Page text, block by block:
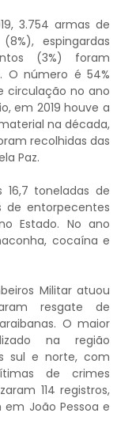
3.754 armas de
espingardas
(3%) foram
O número é 54%
circulação no ano
em 2019 houve a
na década,
recolhidas das
Paz.
16,7 toneladas de
de entorpecentes
Estado. No ano
cocaína e
Militar atuou
resgate de
O maior
na região
sul e norte, com
de crimes
114 registros,
João Pessoa e